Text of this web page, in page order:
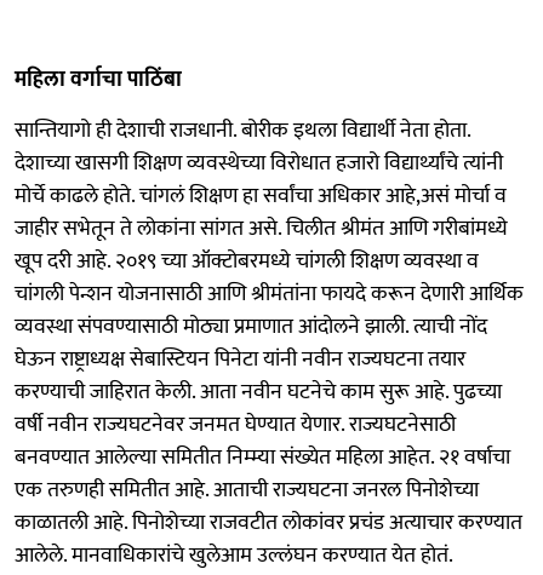
महिला वर्गाचा पाठिंबा
सान्तियागो ही देशाची राजधानी. बोरीक इथला विद्यार्थी नेता होता.
देशाच्या खासगी शिक्षण व्यवस्थेच्या विरोधात हजारो विद्यार्थ्यांचे त्यांनी
मोर्चे काढले होते. चांगलं शिक्षण हा सर्वांचा अधिकार आहे,असं मोर्चा व
जाहीर सभेतून ते लोकांना सांगत असे. चिलीत श्रीमंत आणि गरीबांमध्ये
खूप दरी आहे. २०१९ च्या ऑक्टोबरमध्ये चांगली शिक्षण व्यवस्था व
चांगली पेन्शन योजनासाठी आणि श्रीमंतांना फायदे करून देणारी आर्थिक
व्यवस्था संपवण्यासाठी मोठ्या प्रमाणात आंदोलने झाली. त्याची नोंद
घेऊन राष्ट्राध्यक्ष सेबास्टियन पिनेटा यांनी नवीन राज्यघटना तयार
करण्याची जाहिरात केली. आता नवीन घटनेचे काम सुरू आहे. पुढच्या
वर्षी नवीन राज्यघटनेवर जनमत घेण्यात येणार. राज्यघटनेसाठी
बनवण्यात आलेल्या समितीत निम्म्या संख्येत महिला आहेत. २१ वर्षाचा
एक तरुणही समितीत आहे. आताची राज्यघटना जनरल पिनोशेच्या
काळातली आहे. पिनोशेच्या राजवटीत लोकांवर प्रचंड अत्याचार करण्यात
आलेले. मानवाधिकारांचे खुलेआम उल्लंघन करण्यात येत होतं.